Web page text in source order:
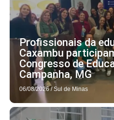
Profissionais da
Caxambu
Congresso de
Campanha, MG
06/08/2026 / Sul de Minas